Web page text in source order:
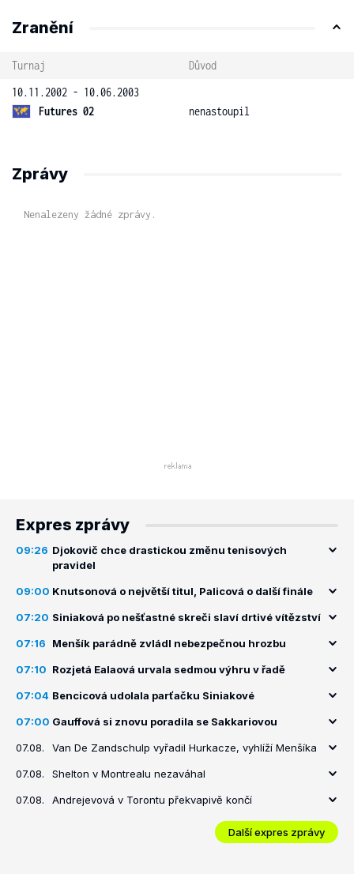
Zranění
Turnaj
Důvod
10.11.2002 - 10.06.2003
Futures 02
nenastoupil
Zprávy
Nenalezeny žádné zprávy.
Expres zprávy
09:26 Djokovič chce drastickou změnu tenisových
pravidel
09:00 Knutsonová o největší titul, Palicová o další finále
07:20 Siniaková po nešťastné skreči slaví drtivé vítězství
07:16 Menšík parádně zvládl nebezpečnou hrozbu
07:10 Rozjetá Ealaová urvala sedmou výhru v řadě
07:04 Bencicová udolala parťačku Siniakové
07:00 Gauffová si znovu poradila se Sakkariovou
07.08. Van De Zandschulp vyřadil Hurkacze, vyhlíží Menšíka
07.08. Shelton v Montrealu nezaváhal
07.08. Andrejevová v Torontu překvapivě končí
Další expres zprávy